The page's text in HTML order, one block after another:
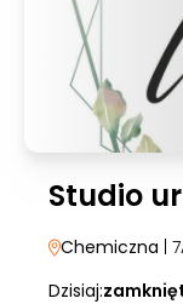
Studio
Chemiczna |
Dzisiaj: